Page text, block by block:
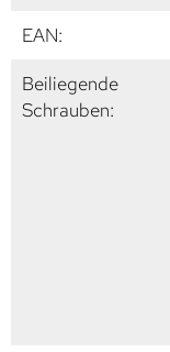
EAN:
Beiliegende
Schrauben: